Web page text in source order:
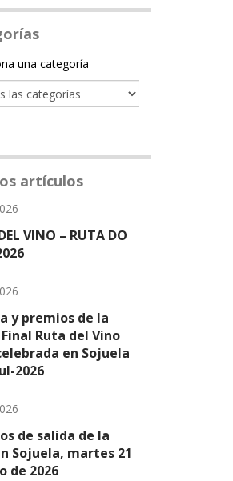
una categoría
artículos
VINO – RUTA DO
y premios de la
Ruta del Vino
en Sojuela
2026
de salida de la
Sojuela, martes 21
de 2026